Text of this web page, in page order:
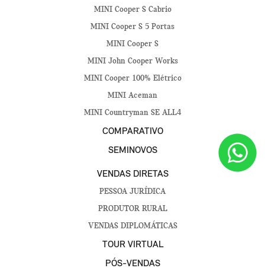
MINI Cooper S Cabrio
MINI Cooper S 5 Portas
MINI Cooper S
MINI John Cooper Works
MINI Cooper 100% Elétrico
MINI Aceman
MINI Countryman SE ALL4
COMPARATIVO
SEMINOVOS
VENDAS DIRETAS
PESSOA JURÍDICA
PRODUTOR RURAL
VENDAS DIPLOMÁTICAS
TOUR VIRTUAL
PÓS-VENDAS